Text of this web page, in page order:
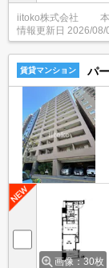
iitoko株式会社
情報更新日 2026/08/
賃貸マンション パ
画像：30枚